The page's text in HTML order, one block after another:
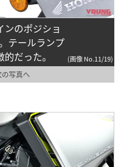
のポジショ
テールランプ
だった。
(画像 No.11/19)
写真へ